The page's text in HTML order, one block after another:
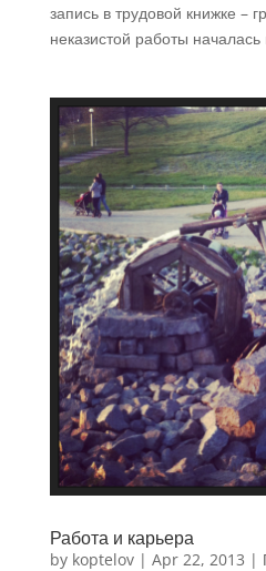
запись в трудовой книжке –
неказистой работы
Работа и карьера
by koptelov| Apr 22, 2013 |